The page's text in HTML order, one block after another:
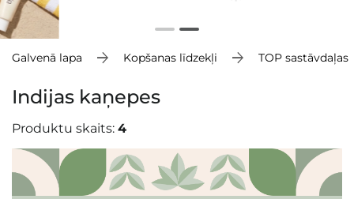
Galvenā lapa Kopšanas līdzekļi TOP sastāvdaļas
Indijas kaņepes
Produktu skaits: 4